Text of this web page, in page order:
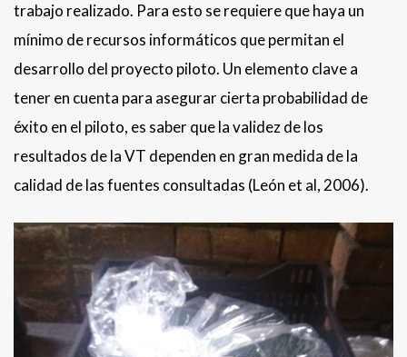
trabajo realizado. Para esto se requiere que haya un
mínimo de recursos informáticos que permitan el
desarrollo del proyecto piloto. Un elemento clave a
tener en cuenta para asegurar cierta probabilidad de
éxito en el piloto, es saber que la validez de los
resultados de la VT dependen en gran medida de la
calidad de las fuentes consultadas (León et al, 2006).